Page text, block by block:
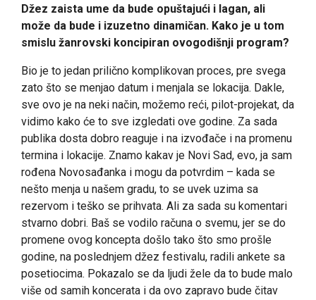
Džez zaista ume da bude opuštajući i lagan, ali
može da bude i izuzetno dinamičan. Kako je u tom
smislu žanrovski koncipiran ovogodišnji program?
Bio je to jedan prilično komplikovan proces, pre svega
zato što se menjao datum i menjala se lokacija. Dakle,
sve ovo je na neki način, možemo reći, pilot-projekat, da
vidimo kako će to sve izgledati ove godine. Za sada
publika dosta dobro reaguje i na izvođače i na promenu
termina i lokacije. Znamo kakav je Novi Sad, evo, ja sam
rođena Novosađanka i mogu da potvrdim – kada se
nešto menja u našem gradu, to se uvek uzima sa
rezervom i teško se prihvata. Ali za sada su komentari
stvarno dobri. Baš se vodilo računa o svemu, jer se do
promene ovog koncepta došlo tako što smo prošle
godine, na poslednjem džez festivalu, radili ankete sa
posetiocima. Pokazalo se da ljudi žele da to bude malo
više od samih koncerata i da ovo zapravo bude čitav